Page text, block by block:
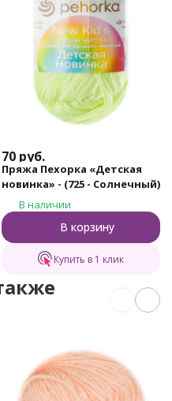
70 руб.
Пряжа Пехорка «Детская
новинка» - (725 - Солнечный)
В наличии
В корзину
Купить в 1 клик